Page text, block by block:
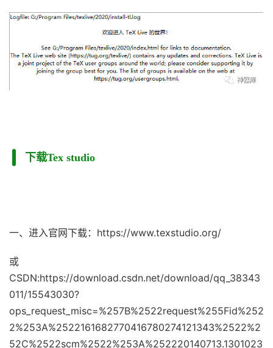
下载Tex studio
一、进入官网下载：https://www.texstudio.org/
或
CSDN:https://download.csdn.net/download/qq_38343
011/15543030?
ops_request_misc=%257B%2522request%255Fid%252
2%253A%2522161682770416780274121343%2522%2
52C%2522scm%2522%253A%252220140713.1301023